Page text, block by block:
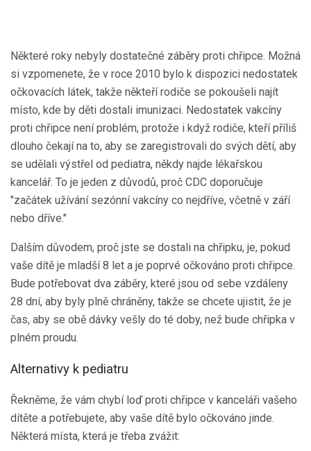
Některé roky nebyly dostatečné záběry proti chřipce. Možná
si vzpomenete, že v roce 2010 bylo k dispozici nedostatek
očkovacích látek, takže někteří rodiče se pokoušeli najít
místo, kde by děti dostali imunizaci. Nedostatek vakcíny
proti chřipce není problém, protože i když rodiče, kteří příliš
dlouho čekají na to, aby se zaregistrovali do svých dětí, aby
se udělali výstřel od pediatra, někdy najde lékařskou
kancelář. To je jeden z důvodů, proč CDC doporučuje
"začátek užívání sezónní vakcíny co nejdříve, včetně v září
nebo dříve."
Dalším důvodem, proč jste se dostali na chřipku, je, pokud
vaše dítě je mladší 8 let a je poprvé očkováno proti chřipce.
Bude potřebovat dva záběry, které jsou od sebe vzdáleny
28 dní, aby byly plně chráněny, takže se chcete ujistit, že je
čas, aby se obě dávky vešly do té doby, než bude chřipka v
plném proudu.
Alternativy k pediatru
Řekněme, že vám chybí loď proti chřipce v kanceláři vašeho
dítěte a potřebujete, aby vaše dítě bylo očkováno jinde.
Některá místa, která je třeba zvážit: